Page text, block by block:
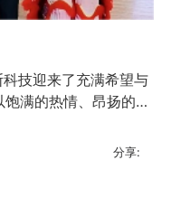
技迎来了充满希望与
满的热情、昂扬的斗
分享: